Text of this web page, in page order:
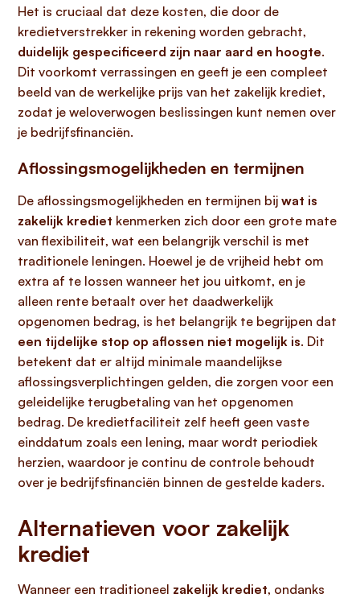
Het is cruciaal dat deze kosten, die door de
kredietverstrekker in rekening worden gebracht,
duidelijk gespecificeerd zijn naar aard en hoogte.
Dit voorkomt verrassingen en geeft je een compleet
beeld van de werkelijke prijs van het zakelijk krediet,
zodat je weloverwogen beslissingen kunt nemen over
je bedrijfsfinanciën.
Aflossingsmogelijkheden en termijnen
De aflossingsmogelijkheden en termijnen bij wat is
zakelijk krediet kenmerken zich door een grote mate
van flexibiliteit, wat een belangrijk verschil is met
traditionele leningen. Hoewel je de vrijheid hebt om
extra af te lossen wanneer het jou uitkomt, en je
alleen rente betaalt over het daadwerkelijk
opgenomen bedrag, is het belangrijk te begrijpen dat
een tijdelijke stop op aflossen niet mogelijk is. Dit
betekent dat er altijd minimale maandelijkse
aflossingsverplichtingen gelden, die zorgen voor een
geleidelijke terugbetaling van het opgenomen
bedrag. De kredietfaciliteit zelf heeft geen vaste
einddatum zoals een lening, maar wordt periodiek
herzien, waardoor je continu de controle behoudt
over je bedrijfsfinanciën binnen de gestelde kaders.
Alternatieven voor zakelijk
krediet
Wanneer een traditioneel zakelijk krediet, ondanks